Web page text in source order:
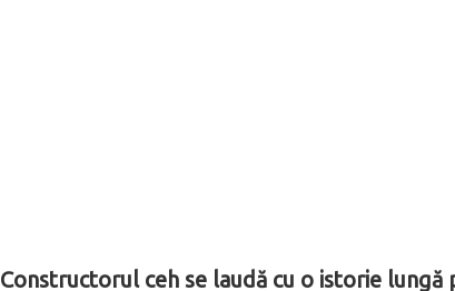
Constructorul ceh se laudă cu o istorie